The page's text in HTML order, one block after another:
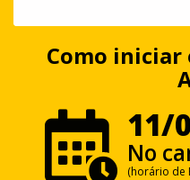
Como iniciar
11/
No
(horário de